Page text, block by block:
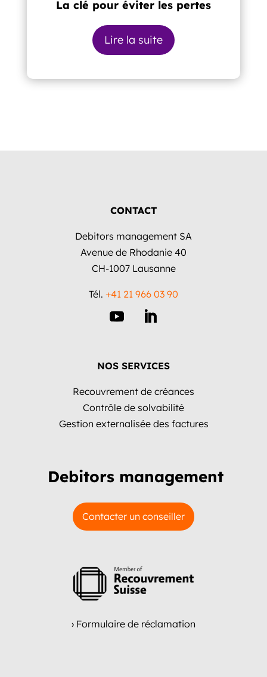
La clé pour éviter les pertes
Lire la suite
CONTACT
Debitors management SA
Avenue de Rhodanie 40
CH-1007 Lausanne
Tél. +41 21 966 03 90
NOS SERVICES
Recouvrement de créances
Contrôle de solvabilité
Gestion externalisée des factures
Debitors management
Contacter un conseiller
› Formulaire de réclamation